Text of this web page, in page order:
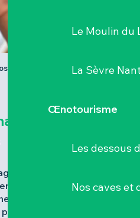
Le Moulin du
La Sèvre
Œnotourisme
Les dessous
Nos caves et
du territoire
de Destination
qui fait rayonner le
partenaire, vous
collective d’excellence,
au service de